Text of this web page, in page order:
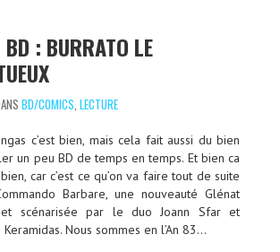
: BURRATO LE
BD/COMICS, LECTURE
c’est bien, mais cela fait aussi du bien
un peu BD de temps en temps. Et bien ca
car c’est ce qu’on va faire tout de suite
Barbare, une nouveauté Glénat
scénarisée par le duo Joann Sfar et
Keramidas. Nous sommes en l’An 83…